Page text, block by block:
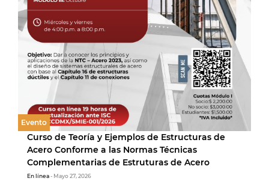
Evento
Curso de Teoría y Ejemplos de Estructuras de
Acero Conforme a las Normas Técnicas
Complementarias de Estruturas de Acero
En línea- Mayo 27, 2026